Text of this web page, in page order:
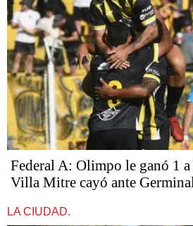
Federal A: Olimpo le ganó 1
Villa Mitre cayó ante
LA CIUDAD.